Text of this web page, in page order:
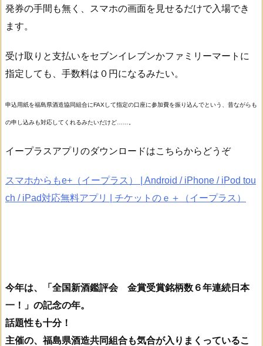
発券の手間も無く、スマホの画面を見せるだけで入場でき
ます。
受け取りと支払いをセブンイレブンかファミリーマートに
指定しても、手数料は０円になるみたい。
申込用紙を福島県酒造協同組合にFAXして指定の口座に参加費を振り込んでという、昔ながらも
の申し込みも対応してくれるみたいだけど……。
イープラスアプリのダウンロードはこちらからどうぞ
スマホからもe+（イープラス） | Android / iPhone / iPod tou
ch / iPad対応無料アプリ | チケットのｅ＋（イープラス）
今年は、「全国新酒鑑評会 金賞受賞銘柄数６年連続日本
一！」の記念の年。
話題性も十分！
主催の、福島県酒造共同組合も気合が入りまくっているこ